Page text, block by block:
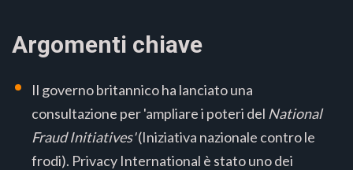
Argomenti chiave
Il governo britannico ha lanciato una
consultazione per 'ampliare i poteri del National
Fraud Initiatives'(Iniziativa nazionale contro le
frodi). Privacy International è stato uno dei